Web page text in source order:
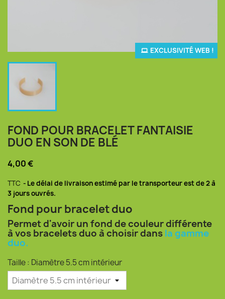
EXCLUSIVITÉ WEB !
FOND POUR BRACELET FANTAISIE
DUO EN SON DE BLÉ
4,00 €
TTC
Le délai de livraison estimé par le transporteur est de 2 à
3 jours ouvrés.
Fond pour bracelet duo
Permet d'avoir un fond de couleur différente
à vos bracelets duo à choisir dans la gamme
duo.
Taille : Diamètre 5.5 cm intérieur